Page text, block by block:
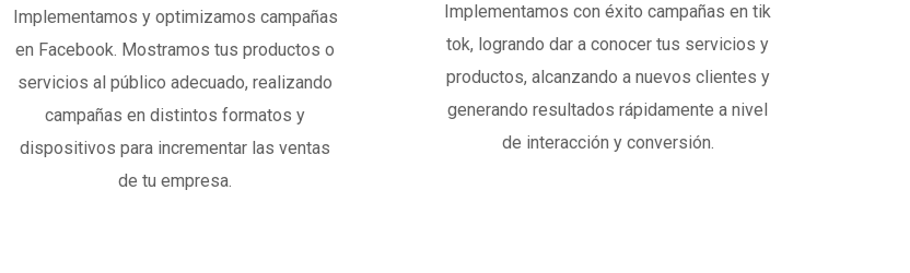
Implementamos y optimizamos campañas
en Facebook. Mostramos tus productos o
servicios al público adecuado, realizando
campañas en distintos formatos y
dispositivos para incrementar las ventas
de tu empresa.
Implementamos con éxito campañas en tik
tok, logrando dar a conocer tus servicios y
productos, alcanzando a nuevos clientes y
generando resultados rápidamente a nivel
de interacción y conversión.